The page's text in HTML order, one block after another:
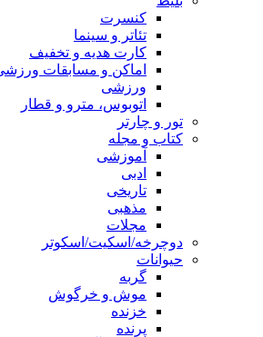
کنسرت
تئاتر و سینما
کارت هدیه و تخفیف
اماکن و مسابقات ورزشی
ورزشی
اتوبوس، مترو و قطار
تور و چارتر
کتاب و مجله
آموزشی
ادبی
تاریخی
مذهبی
مجلات
دوچرخه/اسکیت/اسکوتر
حیوانات
گربه
موش و خرگوش
خزنده
پرنده